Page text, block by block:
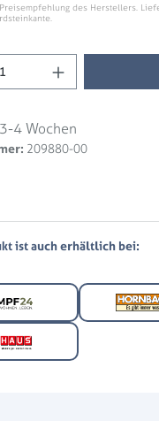
des Herstellers.
Anzahl: Gib
3-4 Wochen
209880-00
ist auch erhältlich bei: